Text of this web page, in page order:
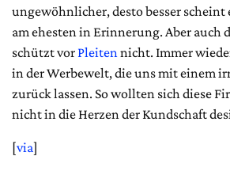
ungewöhnlicher, desto besser scheint
am ehesten in Erinnerung. Aber auch
schützt vor Pleitennicht. Immer
in der Werbewelt, die uns mit einem
zurück lassen. So wollten sich diese
nicht in die Herzen der Kundschaft
[via]